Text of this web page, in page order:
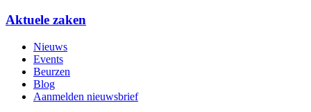
Aktuele zaken
Nieuws
Events
Beurzen
Blog
Aanmelden nieuwsbrief